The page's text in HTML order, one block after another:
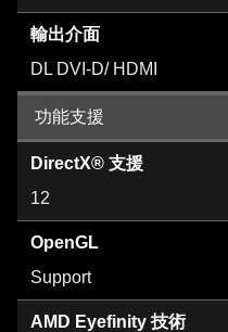
輸出介面
DL DVI-D/ HDMI
功能支援
DirectX® 支援
12
OpenGL
Support
AMD Eyefinity 技術